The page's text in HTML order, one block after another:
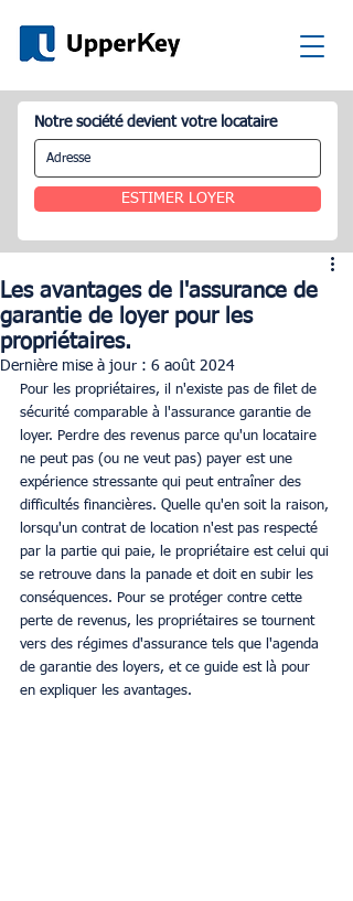
Notre société devient votre locataire
ESTIMER LOYER
Les avantages de l'assurance de
garantie de loyer pour les
propriétaires.
Dernière mise à jour : 6 août 2024
Pour les propriétaires, il n'existe pas de filet de
sécurité comparable à l'assurance garantie de
loyer. Perdre des revenus parce qu'un locataire
ne peut pas (ou ne veut pas) payer est une
expérience stressante qui peut entraîner des
difficultés financières. Quelle qu'en soit la raison,
lorsqu'un contrat de location n'est pas respecté
par la partie qui paie, le propriétaire est celui qui
se retrouve dans la panade et doit en subir les
conséquences. Pour se protéger contre cette
perte de revenus, les propriétaires se tournent
vers des régimes d'assurance tels que l'agenda
de garantie des loyers, et ce guide est là pour
en expliquer les avantages.